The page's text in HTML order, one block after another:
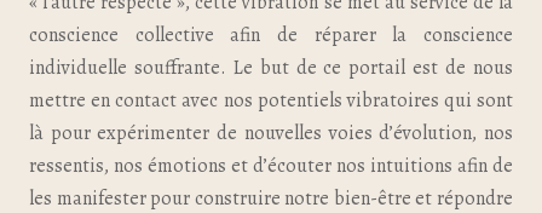
conscience collective afin de réparer la conscience
individuelle souffrante. Le but de ce portail est de nous
mettre en contact avec nos potentiels vibratoires qui sont
là pour expérimenter de nouvelles voies d’évolution, nos
ressentis, nos émotions et d’écouter nos intuitions afin de
les manifester pour construire notre bien-être et répondre